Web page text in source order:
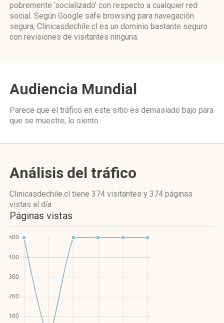
pobremente ‘socializado’ con respecto a cualquier red
social. Según Google safe browsing para navegación
segura, Clinicasdechile.cl es un dominio bastante seguro
con revisiones de visitantes ninguna.
Audiencia Mundial
Parece que el tráfico en este sitio es demasiado bajo para
que se muestre, lo siento.
Análisis del tráfico
Clinicasdechile.cl tiene 374 visitantes y 374 páginas
vistas al día
Páginas vistas